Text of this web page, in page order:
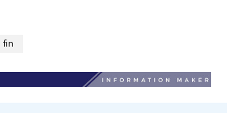
fin